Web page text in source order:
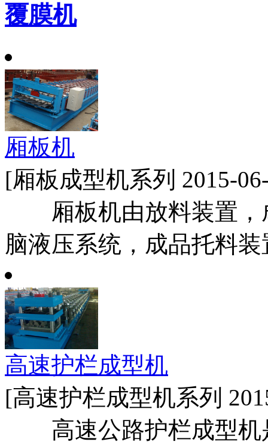
覆膜机
厢板机
[厢板成型机系列 2015-
厢板机由放料装置，
脑液压系统，成品托料
高速护栏成型机
[高速护栏成型机系列
高速公路护栏成型机